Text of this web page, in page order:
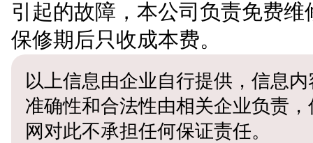
引起的故障，本公司负责免费维
保修期后只收成本费。
以上信息由企业自行提供，信息
准确性和合法性由相关企业负责
网对此不承担任何保证责任。